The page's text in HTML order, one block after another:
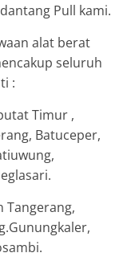
Pull kami.
alat berat
seluruh
:
Timur ,
Batuceper,
Tangerang,